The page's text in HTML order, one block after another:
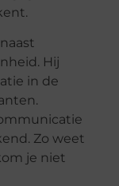
Hij
in de
Zo weet
je niet